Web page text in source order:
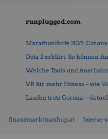
runplugged.com
Marathonläufe 2021:
Dota 2 erklärt: So können
Welche Tools und
VR für mehr Fitness – wie
Laufen trotz Corona –
finanzmarktmashup.at boerse-